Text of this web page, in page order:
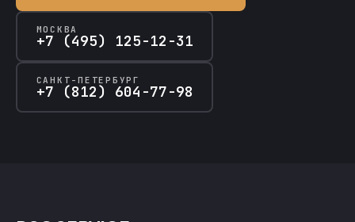
МОСКВА
+7 (495) 125-12-31
САНКТ-ПЕТЕРБУРГ
+7 (812) 604-77-98